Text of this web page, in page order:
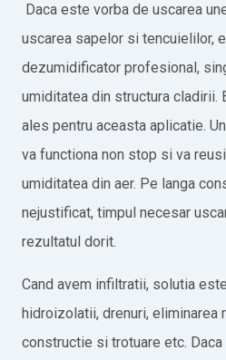
Daca este vorba de uscarea
uscarea sapelor si tencuielilor,
dezumidificator profesional,
umiditatea din structura cladirii.
ales pentru aceasta aplicatie.
va functiona non stop si va
umiditatea din aer. Pe langa
nejustificat, timpul necesar
rezultatul dorit.
Cand avem infiltratii, solutia
hidroizolatii, drenuri, eliminarea
constructie si trotuare etc.